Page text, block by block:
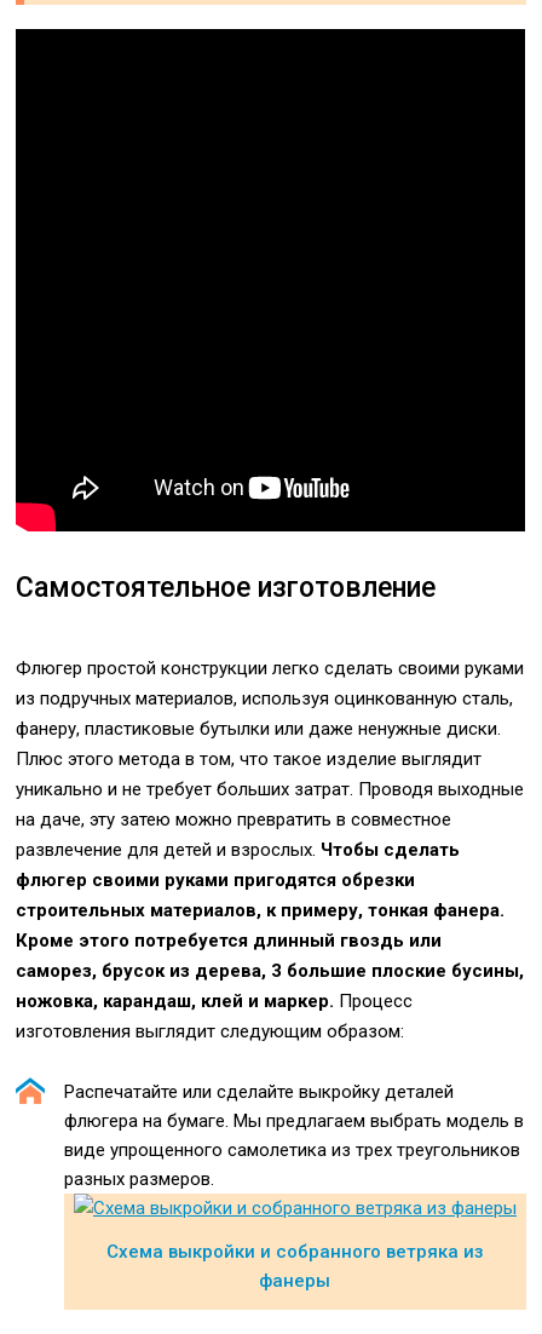
Самостоятельное изготовление
Флюгер простой конструкции легко сделать своими руками
из подручных материалов, используя оцинкованную сталь,
фанеру, пластиковые бутылки или даже ненужные диски.
Плюс этого метода в том, что такое изделие выглядит
уникально и не требует больших затрат. Проводя выходные
на даче, эту затею можно превратить в совместное
развлечение для детей и взрослых. Чтобы сделать
флюгер своими руками пригодятся обрезки
строительных материалов, к примеру, тонкая фанера.
Кроме этого потребуется длинный гвоздь или
саморез, брусок из дерева, 3 большие плоские бусины,
ножовка, карандаш, клей и маркер. Процесс
изготовления выглядит следующим образом:
Распечатайте или сделайте выкройку деталей
флюгера на бумаге. Мы предлагаем выбрать модель в
виде упрощенного самолетика из трех треугольников
разных размеров.
Схема выкройки и собранного ветряка из
фанеры